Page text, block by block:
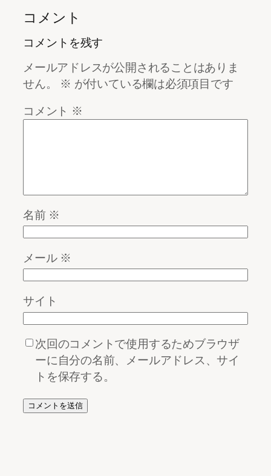
コメント
コメントを残す
メールアドレスが公開されることはありま
せん。
※ が付いている欄は必須項目です
コメント ※
名前 ※
メール ※
サイト
次回のコメントで使用するためブラウザ
ーに自分の名前、メールアドレス、サイ
トを保存する。